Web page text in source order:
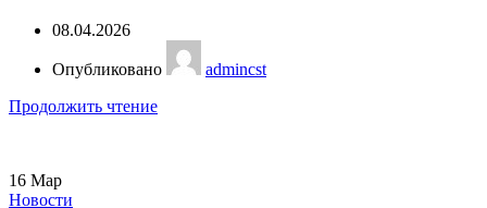
08.04.2026
Опубликовано
admincst
Продолжить чтение
16 Мар
Новости